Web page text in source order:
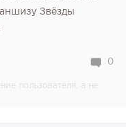
Звёзды
0
пользователя, а не